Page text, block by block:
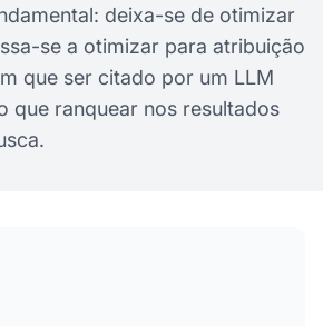
deixa-se de otimizar
se a otimizar para atribuição
que ser citado por um LLM
que ranquear nos resultados